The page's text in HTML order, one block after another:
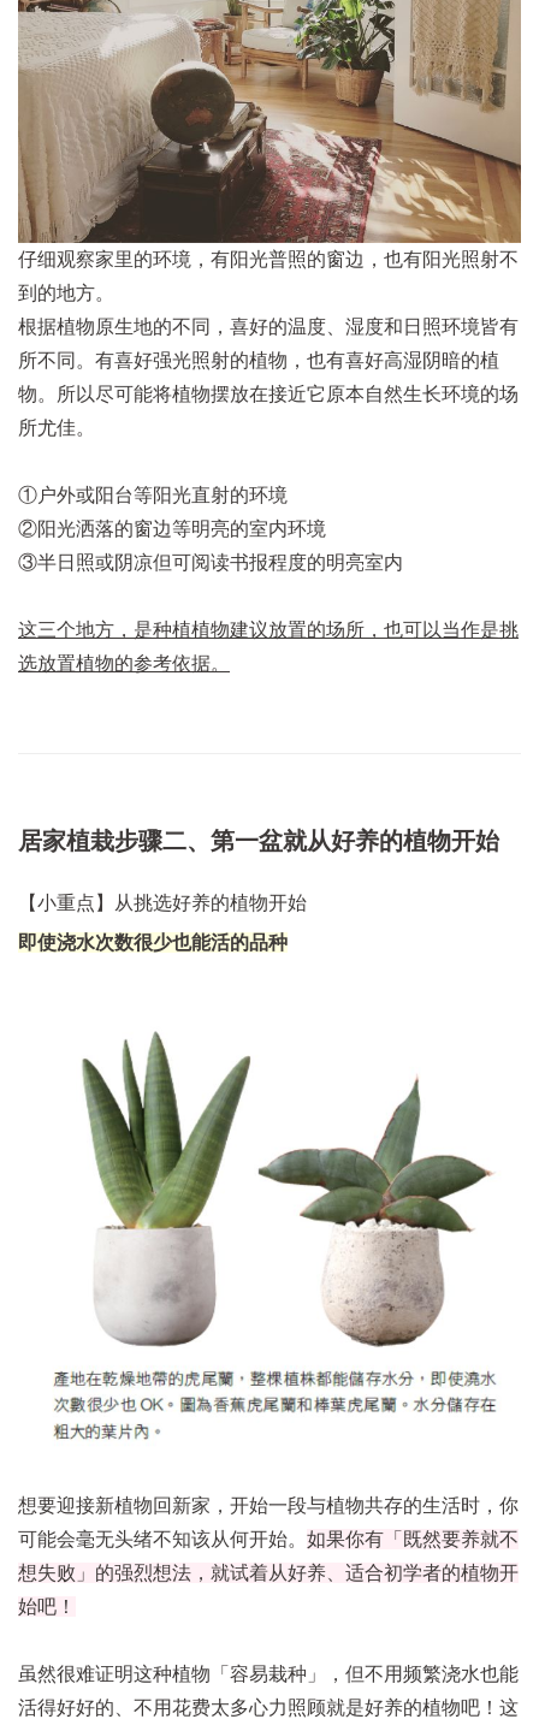
仔细观察家里的环境，有阳光普照的窗边，也有阳光照射不
到的地方。
根据植物原生地的不同，喜好的温度、湿度和日照环境皆有
所不同。有喜好强光照射的植物，也有喜好高湿阴暗的植
物。所以尽可能将植物摆放在接近它原本自然生长环境的场
所尤佳。
①户外或阳台等阳光直射的环境
②阳光洒落的窗边等明亮的室内环境
③半日照或阴凉但可阅读书报程度的明亮室内
这三个地方，是种植植物建议放置的场所，也可以当作是挑
选放置植物的参考依据。
居家植栽步骤二、第一盆就从好养的植物开始
【小重点】从挑选好养的植物开始
即使浇水次数很少也能活的品种
想要迎接新植物回新家，开始一段与植物共存的生活时，你
可能会毫无头绪不知该从何开始。 如果你有「既然要养就不
想失败」的强烈想法，就试着从好养、适合初学者的植物开
始吧！
虽然很难证明这种植物「容易栽种」，但不用频繁浇水也能
活得好好的、不用花费太多心力照顾就是好养的植物吧！这